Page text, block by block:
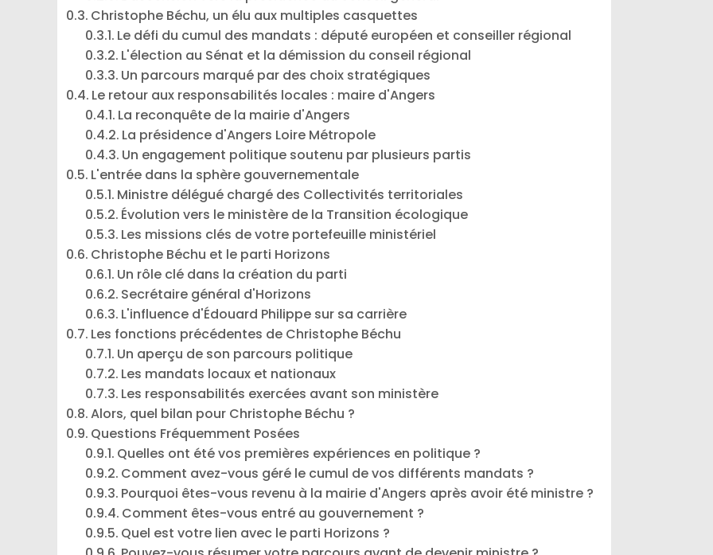
Christophe Béchu, un élu aux multiples casquettes
Le défi du cumul des mandats : député européen et conseiller régional
L'élection au Sénat et la démission du conseil régional
Un parcours marqué par des choix stratégiques
Le retour aux responsabilités locales : maire d'Angers
La reconquête de la mairie d'Angers
La présidence d'Angers Loire Métropole
Un engagement politique soutenu par plusieurs partis
L'entrée dans la sphère gouvernementale
Ministre délégué chargé des Collectivités territoriales
Évolution vers le ministère de la Transition écologique
Les missions clés de votre portefeuille ministériel
Christophe Béchu et le parti Horizons
Un rôle clé dans la création du parti
Secrétaire général d'Horizons
L'influence d'Édouard Philippe sur sa carrière
Les fonctions précédentes de Christophe Béchu
Un aperçu de son parcours politique
Les mandats locaux et nationaux
Les responsabilités exercées avant son ministère
Alors, quel bilan pour Christophe Béchu ?
Questions Fréquemment Posées
Quelles ont été vos premières expériences en politique ?
Comment avez-vous géré le cumul de vos différents mandats ?
Pourquoi êtes-vous revenu à la mairie d'Angers après avoir été ministre ?
Comment êtes-vous entré au gouvernement ?
Quel est votre lien avec le parti Horizons ?